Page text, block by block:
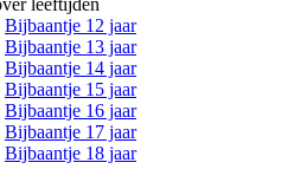
leeftijden
Bijbaantje 12 jaar
Bijbaantje 13 jaar
Bijbaantje 14 jaar
Bijbaantje 15 jaar
Bijbaantje 16 jaar
Bijbaantje 17 jaar
Bijbaantje 18 jaar